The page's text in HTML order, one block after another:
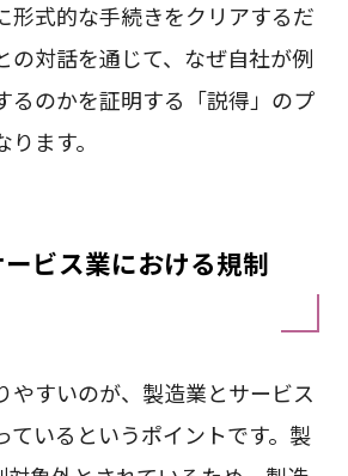
形式的な手続きをクリアするだ
の対話を通じて、なぜ自社が例
るのかを証明する「説得」のプ
ます。
ビス業における規制
やすいのが、製造業とサービス
ているというポイントです。製